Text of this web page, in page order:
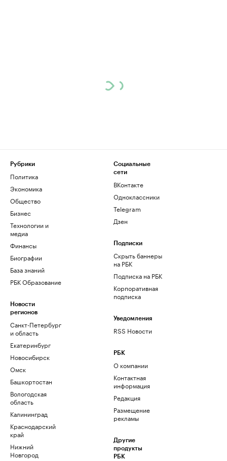
Рубрики
Политика
Экономика
Общество
Бизнес
Технологии и
медиа
Финансы
Биографии
База знаний
РБК Образование
Новости
регионов
Санкт-Петербург
и область
Екатеринбург
Новосибирск
Омск
Башкортостан
Вологодская
область
Калининград
Краснодарский
край
Нижний
Новгород
Социальные
сети
ВКонтакте
Одноклассники
Telegram
Дзен
Подписки
Скрыть баннеры
на РБК
Подписка на РБК
Корпоративная
подписка
Уведомления
RSS Новости
РБК
О компании
Контактная
информация
Редакция
Размещение
рекламы
Другие
продукты
РБК